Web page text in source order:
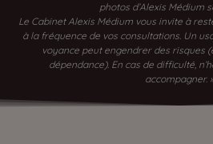
photos d’Alexis Médium
Le Cabinet Alexis Médium vous invite à
à la fréquence de vos consultations. Un
voyance peut engendrer des risques
dépendance). En cas de difficulté,
accompagner. »